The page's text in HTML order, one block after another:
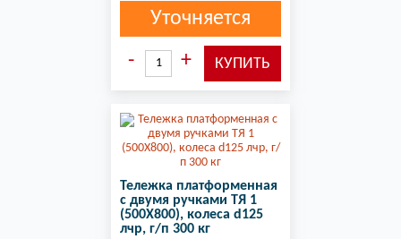
Уточняется
Тележка платформенная
с двумя ручками ТЯ 1
(500X800), колеса d125
лчр, г/п 300 кг